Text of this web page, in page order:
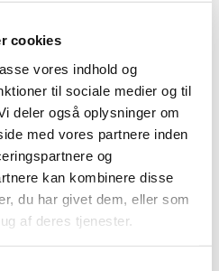
cookies
vores indhold og
til sociale medier og til
deler også oplysninger om
med vores partnere inden
og
kan kombinere disse
du har givet dem, eller som
af deres tjenester.
udbredt misforståelse,
af jeres data. Det gør
backup af jeres
som du risikerer at miste
hos serviceudbyder eller